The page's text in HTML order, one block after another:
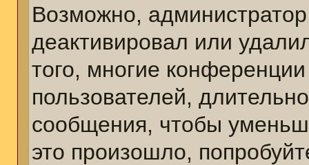
Возможно,
деактивировал или
того, многие
пользователей,
сообщения, чтобы
это произошло,